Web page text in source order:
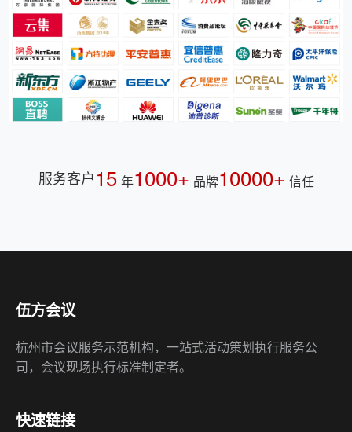
服务客户15 年1000+ 品牌10000+ 信任
伍方会议
杭州市会议服务示范机构，一站式活动策划执行服务公
司，会议现场执行标准制定者。
快速链接